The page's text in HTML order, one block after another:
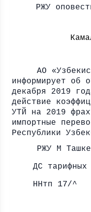
РЖУ
АО
информирует об
декабря 2019
действие
УТЙ на 2019
импортные
Республики
РЖУ М
ДС тарифных
ННтп 17/^